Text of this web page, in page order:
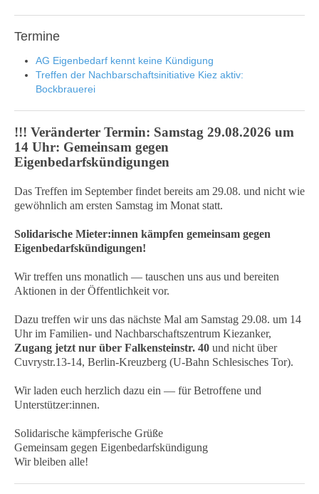
Termine
AG Eigenbedarf kennt keine Kündigung
Treffen der Nachbarschaftsinitiative Kiez aktiv:
Bockbrauerei
!!! Veränderter Termin: Samstag 29.08.2026 um
14 Uhr: Gemeinsam gegen
Eigenbedarfskündigungen
Das Treffen im September findet bereits am 29.08. und nicht wie
gewöhnlich am ersten Samstag im Monat statt.
Solidarische Mieter:innen kämpfen gemeinsam gegen
Eigenbedarfskündigungen!
Wir treffen uns monatlich — tauschen uns aus und bereiten
Aktionen in der Öffentlichkeit vor.
Dazu treffen wir uns das nächste Mal am Samstag 29.08. um 14
Uhr im Familien- und Nachbarschaftszentrum Kiezanker,
Zugang jetzt nur über Falkensteinstr. 40 und nicht über
Cuvrystr.13-14, Berlin-Kreuzberg (U-Bahn Schlesisches Tor).
Wir laden euch herzlich dazu ein — für Betroffene und
Unterstützer:innen.
Solidarische kämpferische Grüße
Gemeinsam gegen Eigenbedarfskündigung
Wir bleiben alle!